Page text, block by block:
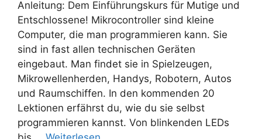
Anleitung: Dem Einführungskurs für Mutige und
Entschlossene! Mikrocontroller sind kleine
Computer, die man programmieren kann. Sie
sind in fast allen technischen Geräten
eingebaut. Man findet sie in Spielzeugen,
Mikrowellenherden, Handys, Robotern, Autos
und Raumschiffen. In den kommenden 20
Lektionen erfährst du, wie du sie selbst
programmieren kannst. Von blinkenden LEDs